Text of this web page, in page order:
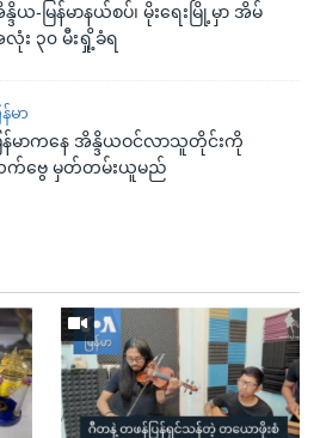
ဒိယ-မြန်မာနယ်စပ်၊ မိုးရေးမြို့မှာ အိမ်
း ၃၀ မီးရှို့ခံရ
န်မာ
ြန်မာကနေ အိန္ဒိယဝင်လာသူတိုင်းကို
ဗွေ မှတ်တမ်းယူမည်